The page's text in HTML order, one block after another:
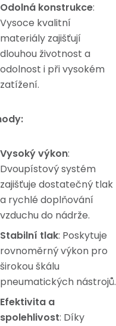
Odolná konstrukce:
Vysoce kvalitní
materiály zajišťují
dlouhou životnost a
odolnost i při vysokém
zatížení.
Vysoký výkon:
Dvoupístový systém
zajišťuje dostatečný tlak
a rychlé doplňování
vzduchu do nádrže.
Stabilní tlak: Poskytuje
rovnoměrný výkon pro
širokou škálu
pneumatických nástrojů.
Efektivita a
spolehlivost: Díky